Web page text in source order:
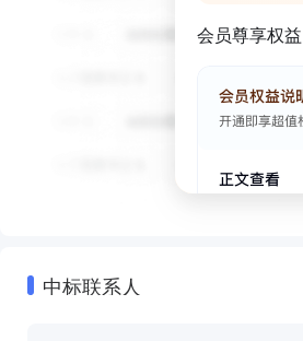
会员尊享权益
中标联系人